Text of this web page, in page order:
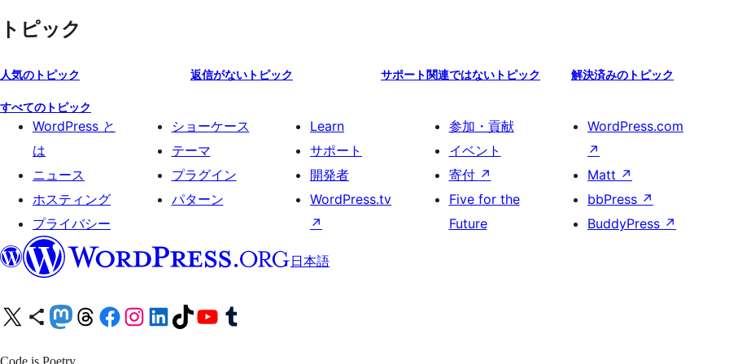
トピック
人気のトピック 返信がないトピック サポート関連ではないトピック 解決済みのトピック
すべてのトピック
WordPress と
は
ニュース
ホスティング
プライバシー
ショーケース
テーマ
プラグイン
パターン
Learn
サポート
開発者
WordPress.tv
↗
参加・貢献
イベント
寄付 ↗
Five for the
Future
WordPress.com
↗
Matt ↗
bbPress ↗
BuddyPress ↗
日本語
X (旧 Twitter) アカウントへ Bluesky アカウントへ Mastodon アカウントへ Threads アカウントへ Facebook ページへ Instagram アカウントへ LinkedIn アカウントへ TikTok アカウントへ YouTube チャンネルへ Tumblr アカウントへ
Code is Poetry.